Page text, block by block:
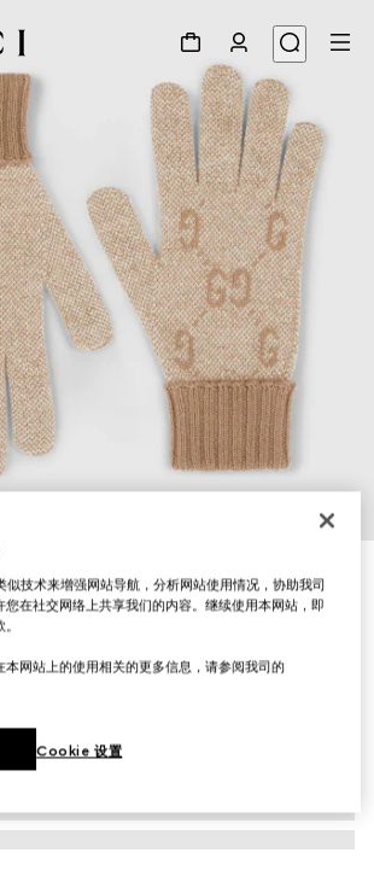
手套
技术来增强网站导航，分析网站使用情况，协助我司
您在社交网络上共享我们的内容。继续使用本网站，即
本网站上的使用相关的更多信息，请参阅我司的
Cookie 设置